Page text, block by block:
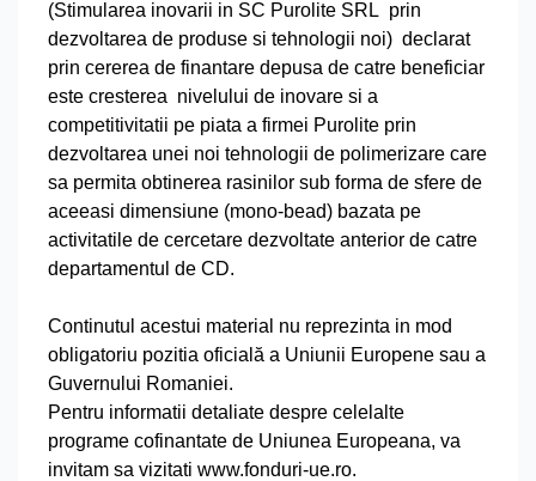
(Stimularea inovarii in SC Purolite SRL prin
dezvoltarea de produse si tehnologii noi) declarat
prin cererea de finantare depusa de catre beneficiar
este cresterea nivelului de inovare si a
competitivitatii pe piata a firmei Purolite prin
dezvoltarea unei noi tehnologii de polimerizare care
sa permita obtinerea rasinilor sub forma de sfere de
aceeasi dimensiune (mono-bead) bazata pe
activitatile de cercetare dezvoltate anterior de catre
departamentul de CD.
Continutul acestui material nu reprezinta in mod
obligatoriu pozitia oficială a Uniunii Europene sau a
Guvernului Romaniei.
Pentru informatii detaliate despre celelalte
programe cofinantate de Uniunea Europeana, va
invitam sa vizitati www.fonduri-ue.ro.